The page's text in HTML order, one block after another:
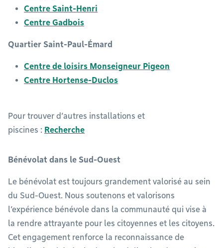
Centre Saint-Henri
Centre Gadbois
Quartier Saint-Paul-Émard
Centre de loisirs Monseigneur Pigeon
Centre Hortense-Duclos
Pour trouver d’autres installations et
piscines : Recherche
Bénévolat dans le Sud-Ouest
Le bénévolat est toujours grandement valorisé au sein
du Sud-Ouest. Nous soutenons et valorisons
l’expérience bénévole dans la communauté qui vise à
la rendre attrayante pour les citoyennes et les citoyens.
Cet engagement renforce la reconnaissance de